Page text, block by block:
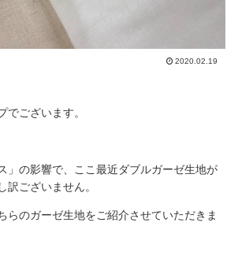
2020.02.19
でございます。
」の影響で、ここ最近ダブルガーゼ生地が
訳ございません。
らのガーゼ生地をご紹介させていただきま